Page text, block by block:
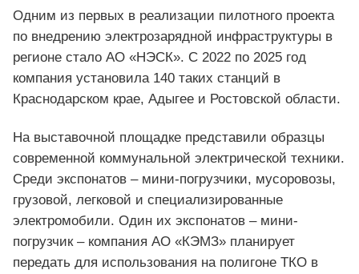
Одним из первых в реализации пилотного проекта
по внедрению электрозарядной инфраструктуры в
регионе стало АО «НЭСК». С 2022 по 2025 год
компания установила 140 таких станций в
Краснодарском крае, Адыгее и Ростовской области.
На выставочной площадке представили образцы
современной коммунальной электрической техники.
Среди экспонатов – мини-погрузчики, мусоровозы,
грузовой, легковой и специализированные
электромобили. Один их экспонатов – мини-
погрузчик – компания АО «КЭМЗ» планирует
передать для использования на полигоне ТКО в